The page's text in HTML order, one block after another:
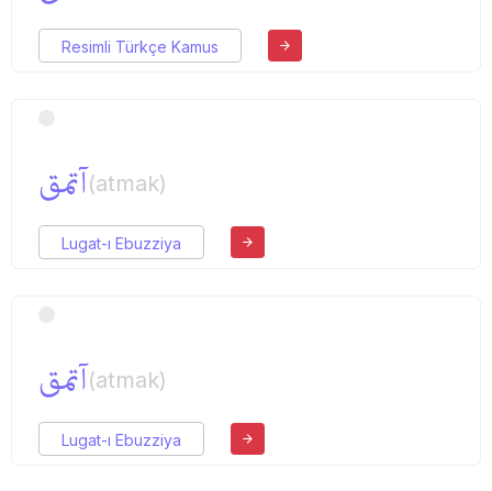
Resimli Türkçe Kamus
آتمق(atmak)
Lugat-ı Ebuzziya
آتمق(atmak)
Lugat-ı Ebuzziya